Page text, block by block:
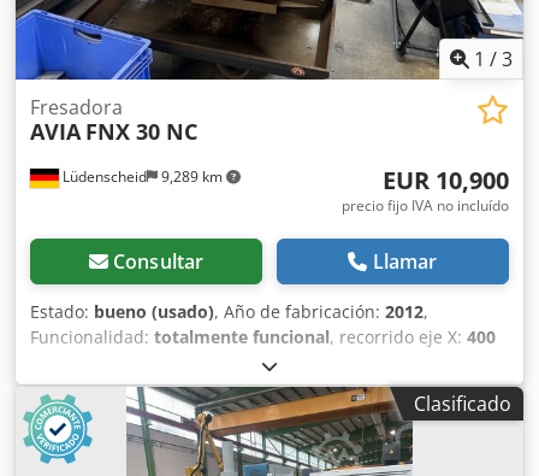
1 /3
Lüdenscheid 9,289 km
Fresadora
AVIA FNX 30 NC
EUR 10,900
precio fijo IVA no incluído
Consultar Llamar
Estado: bueno (usado), Año de fabricación: 2012,
Funcionalidad: totalmente funcional, recorrido eje X: 400
315 mm
mm, Control: HEIDENHAIN Superficie de la mesa: 315 x 710
mm Velocidad de giro del husillo: 50 - 3000 rpm
Dimensiones (largo x ancho x alto): 2700 x 2250 x 1950 mm
Peso: 1700 kg Crsdpfxjzfixwe Ahmsf
Clasificado